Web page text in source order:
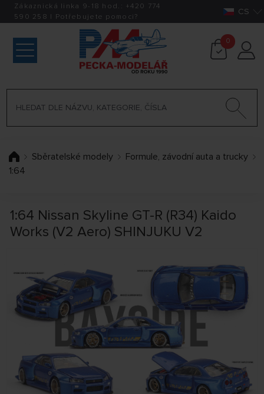
Zákaznická linka 9-18 hod.: +420 774
590 258 | Potřebujete pomoci? CS
0
Sběratelské modely
Formule, závodní auta a trucky
1:64
1:64 Nissan Skyline GT-R (R34) Kaido
Works (V2 Aero) SHINJUKU V2